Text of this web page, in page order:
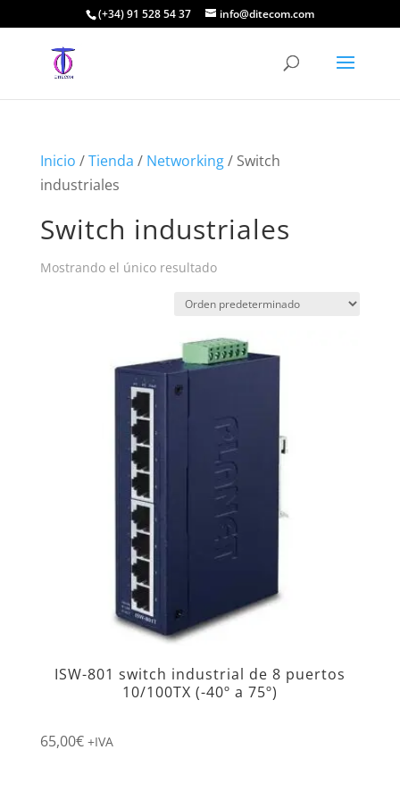
(+34) 91 528 54 37 info@ditecom.com
Inicio /Tienda / Networking/ Switch
industriales
Switch industriales
Mostrando el único resultado
ISW-801 switch industrial de 8 puertos
10/100TX (-40º a 75º)
65,00€ +IVA